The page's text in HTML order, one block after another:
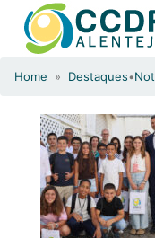
Home » Destaques•